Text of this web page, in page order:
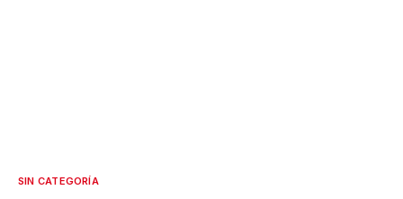
SIN CATEGORÍA